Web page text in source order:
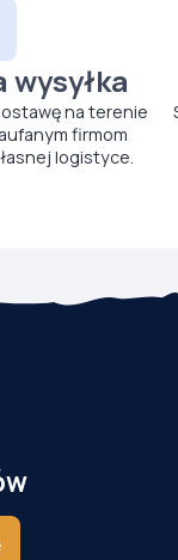
wysyłka
na terenie
firmom
logistyce.